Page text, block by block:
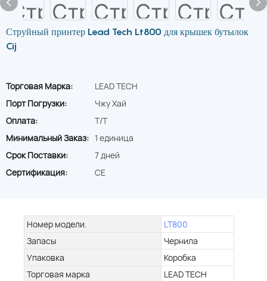
Струйный принтер Lead Tech Lt800 для крышек бутылок
Cij
Торговая Марка:
LEAD TECH
Порт Погрузки:
Чжу Хай
Оплата:
T/T
Минимальный Заказ: 1 единица
Срок Поставки:
7 дней
Сертификация:
CE
Номер модели.
LT800
Запасы
Чернила
Упаковка
Коробка
Торговая марка
LEAD TECH